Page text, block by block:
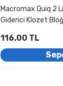
Macromax Quiq 2
Giderici Klozet
116,00 TL